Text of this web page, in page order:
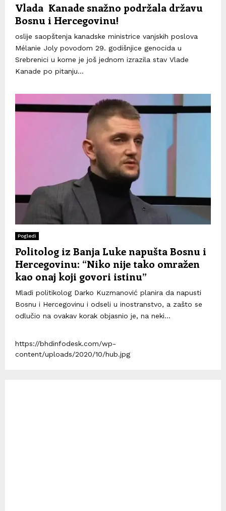
Vlada Kanade snažno podržala državu
Bosnu i Hercegovinu!
oslije saopštenja kanadske ministrice vanjskih poslova
Mélanie Joly povodom 29. godišnjice genocida u
Srebrenici u kome je još jednom izrazila stav Vlade
Kanade po pitanju...
Pogledi
Politolog iz Banja Luke napušta Bosnu i
Hercegovinu: “Niko nije tako omražen
kao onaj koji govori istinu”
Mladi politikolog Darko Kuzmanović planira da napusti
Bosnu i Hercegovinu i odseli u inostranstvo, a zašto se
odlučio na ovakav korak objasnio je, na neki...
https://bhdinfodesk.com/wp-
content/uploads/2020/10/hub.jpg